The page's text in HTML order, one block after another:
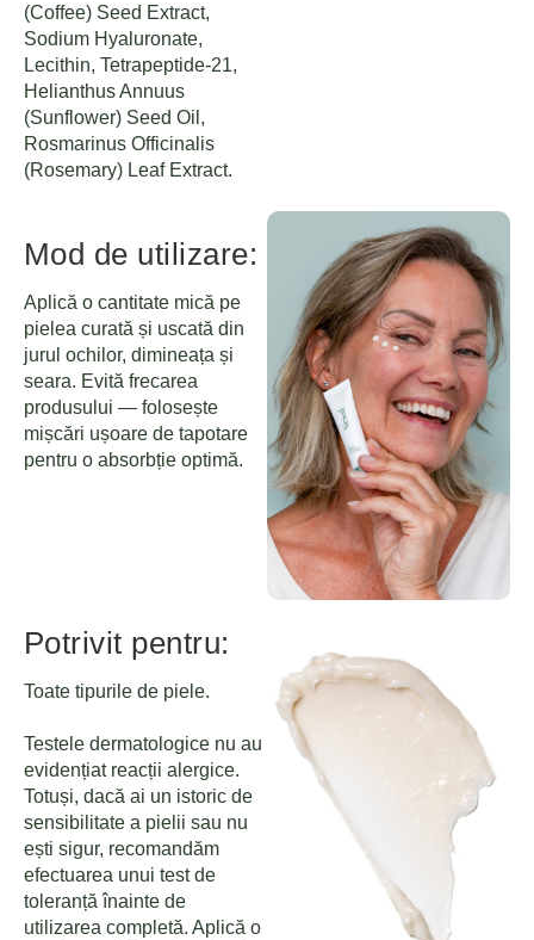
(Coffee) Seed Extract,
Sodium Hyaluronate,
Lecithin, Tetrapeptide-21,
Helianthus Annuus
(Sunflower) Seed Oil,
Rosmarinus Officinalis
(Rosemary) Leaf Extract.
Mod de utilizare:
Aplică o cantitate mică pe
pielea curată și uscată din
jurul ochilor, dimineața și
seara. Evită frecarea
produsului — folosește
mișcări ușoare de tapotare
pentru o absorbție optimă.
Potrivit pentru:
Toate tipurile de piele.
Testele dermatologice nu au
evidențiat reacții alergice.
Totuși, dacă ai un istoric de
sensibilitate a pielii sau nu
ești sigur, recomandăm
efectuarea unui test de
toleranță înainte de
utilizarea completă. Aplică o